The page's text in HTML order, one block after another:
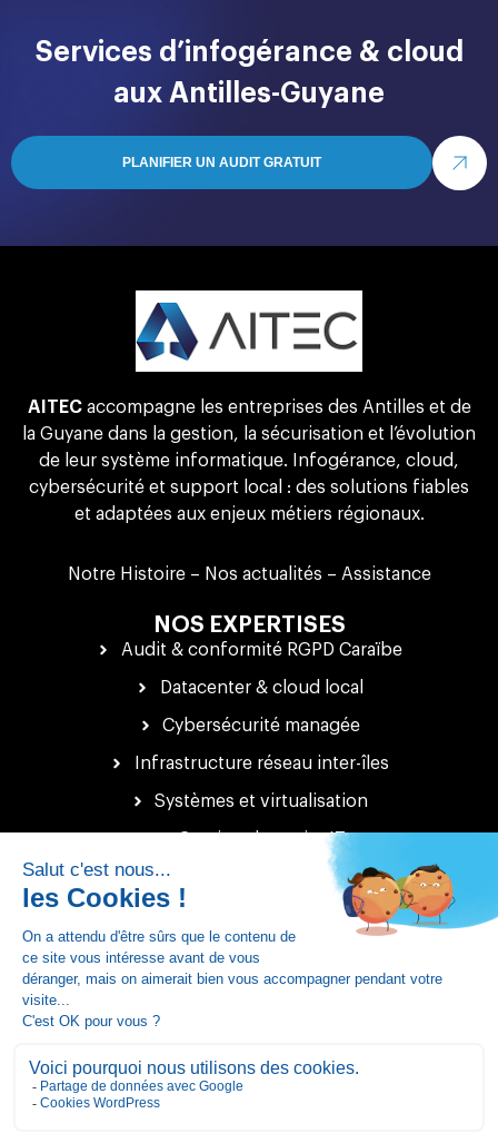
Services d’infogérance & cloud
aux Antilles-Guyane
PLANIFIER UN AUDIT GRATUIT
AITECaccompagne les entreprises des Antilles et de
la Guyane dans la gestion, la sécurisation et l’évolution
de leur système informatique. Infogérance, cloud,
cybersécurité et support local : des solutions fiables
et adaptées aux enjeux métiers régionaux.
Notre Histoire– Nos actualités – Assistance
NOS EXPERTISES
Audit & conformité RGPD Caraïbe
Datacenter & cloud local
Cybersécurité managée
Infrastructure réseau inter-îles
Systèmes et virtualisation
Gestion de projet IT
© AITEC2026Mentions légales - CGU